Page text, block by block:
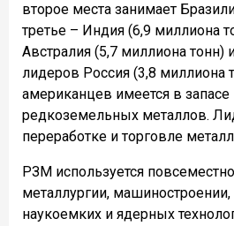
второе места занимает
третье – Индия (6,9 миллиона
Австралия (5,7 миллиона тонн)
лидеров Россия (3,8 миллиона
американцев имеется в
редкоземельных металлов.
переработке и торговле
РЗМ используется
металлургии,
наукоемких и ядерных